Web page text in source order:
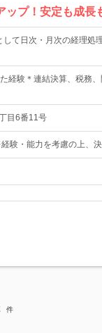
プ！安定も成長
て日次・月次の経理処
経験＊連結決算、税務
目6番11号
験・能力を考慮の上、
件